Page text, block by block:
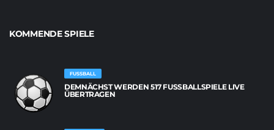
KOMMENDE SPIELE
FUSSBALL
DEMNÄCHST WERDEN 517 FUSSBALLSPIELE LIVE Ü
BERTRAGEN